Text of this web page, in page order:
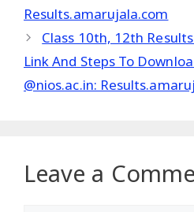
Results.amarujala.com
Class 10th, 12th
Link And Steps To
@nios.ac.in:
Leave a